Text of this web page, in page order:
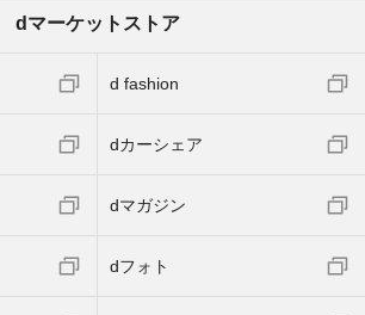
dマーケットストア
d fashion
dカーシェア
dマガジン
dフォト